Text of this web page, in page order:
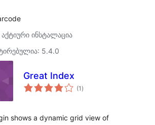
აქტიური ინსტალაცია
5.4.0
Great Index
(1 საერთო
რეიტინგი
)
shows a dynamic grid view of